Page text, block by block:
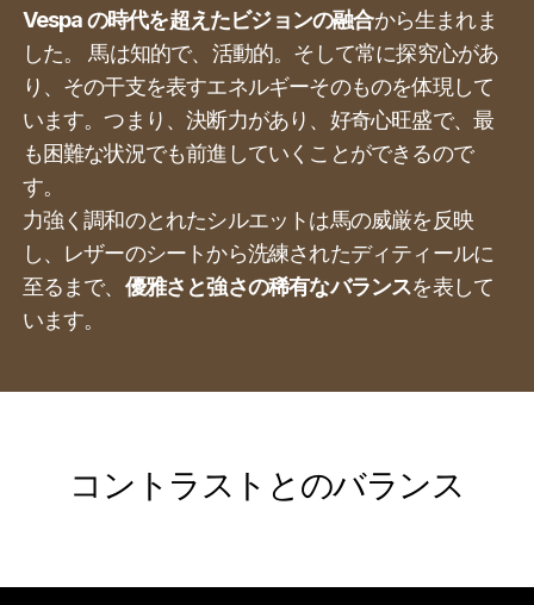
Vespaの時代を超えたビジョンの融合から生まれま
した。 馬は知的で、活動的。そして常に探究心があ
り、その干支を表すエネルギーそのものを体現して
います。つまり、決断力があり、好奇心旺盛で、最
も困難な状況でも前進していくことができるので
す。
力強く調和のとれたシルエットは馬の威厳を反映
し、レザーのシートから洗練されたディティールに
至るまで、 優雅さと強さの稀有なバランスを表して
います。
コントラストとのバランス